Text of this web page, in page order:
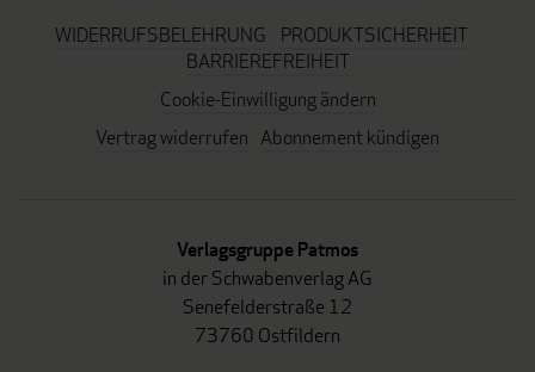
WIDERRUFSBELEHRUNG
PRODUKTSICHERHEIT
BARRIEREFREIHEIT
Cookie-Einwilligung ändern
Vertrag widerrufen Abonnement kündigen
Verlagsgruppe Patmos
in der Schwabenverlag AG
Senefelderstraße 12
73760 Ostfildern